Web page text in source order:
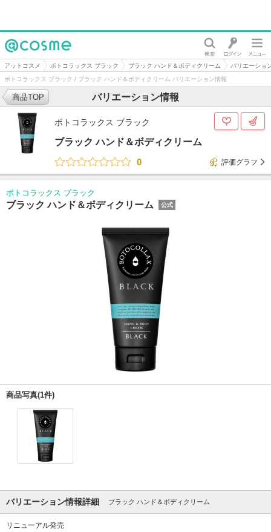
@cosme
アットコスメ ボトコラックス ブラック ブラック ハンド＆ボディクリーム
バリエーショ
ボトコラックス ブラック / ブラック ハンド＆ボディクリーム バリエーション情報
バリエーション情報
商品TOP
ボトコラックス ブラック
ブラック ハンド＆ボディクリーム
0
評価グラフ
ボトコラックス ブラック
ブラック ハンド＆ボディクリーム 公式
商品写真(1件)
バリエーション情報詳細 ブラック ハンド＆ボディクリーム
リニューアル発売